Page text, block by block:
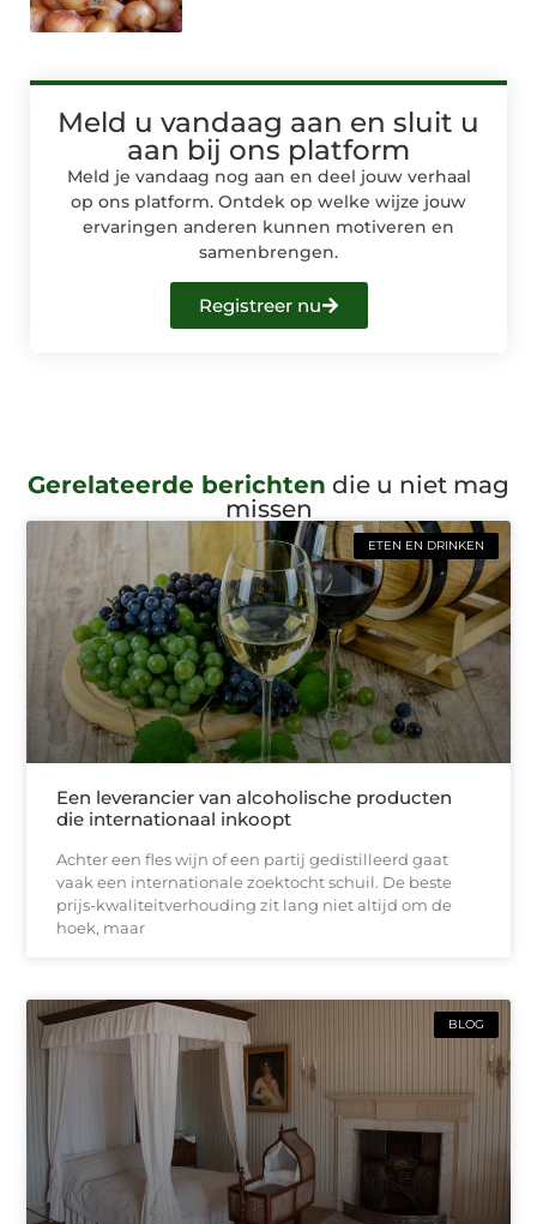
Meld u vandaag aan en sluit u
aan bij ons platform
Meld je vandaag nog aan en deel jouw verhaal
op ons platform. Ontdek op welke wijze jouw
ervaringen anderen kunnen motiveren en
samenbrengen.
Registreer nu
Gerelateerde berichten die u niet mag
missen
ETEN EN DRINKEN
Een leverancier van alcoholische producten
die internationaal inkoopt
Achter een fles wijn of een partij gedistilleerd gaat
vaak een internationale zoektocht schuil. De beste
prijs-kwaliteitverhouding zit lang niet altijd om de
hoek, maar
BLOG